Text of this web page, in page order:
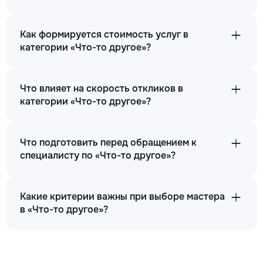
Как формируется стоимость услуг в
категории «Что-то другое»?
Что влияет на скорость откликов в
категории «Что-то другое»?
Что подготовить перед обращением к
специалисту по «Что-то другое»?
Какие критерии важны при выборе мастера
в «Что-то другое»?